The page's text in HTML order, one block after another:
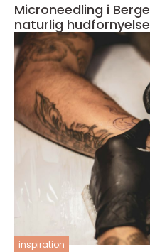
Microneedling i
naturlig hudfornyelse
inspiration